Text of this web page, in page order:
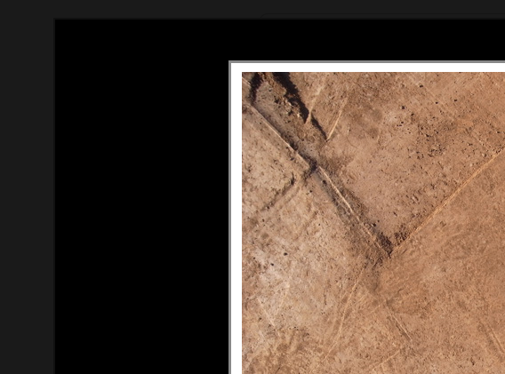
Tous droits réservés (c) Thomas Sagory
Contact : thomas[at]du-ciel.com - 06 61 44 01 47